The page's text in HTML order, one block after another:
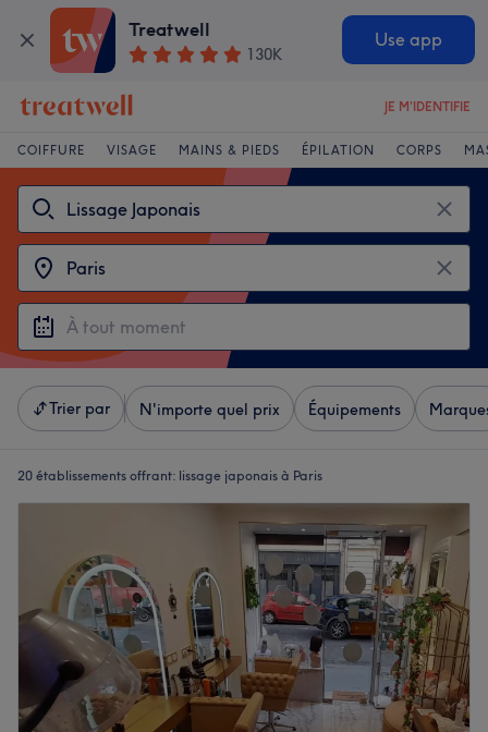
Treatwell
130K
Use app
JE M'IDENTIFIE
COIFFURE VISAGE MAINS & PIEDS ÉPILATION CORPS
Trier par N'importe quel prix Équipements
20 établissements offrant: lissage japonais à Paris